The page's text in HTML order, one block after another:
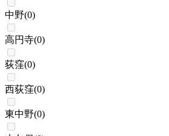
中野(0)
高円寺(0)
荻窪(0)
西荻窪(0)
東中野(0)